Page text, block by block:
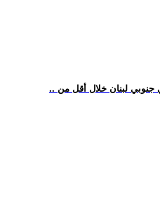
جنوبي لبنان خلال أقل من